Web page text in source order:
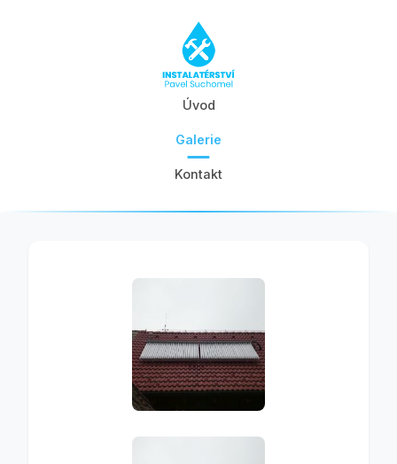
Úvod
Galerie
Kontakt